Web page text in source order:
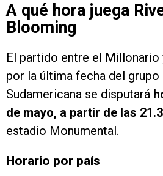
A qué hora juega
Blooming
El partido entre el Millonario
por la última fecha del grupo
Sudamericana se disputará
de mayo, a partir de las
estadio Monumental.
Horario por país